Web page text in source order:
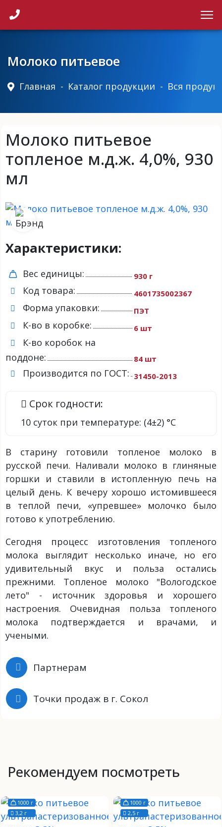
Точки продаж
Новости
Молоко питьевое
Главная Каталог продукции Вся
Молоко питьевое
топленое м.д.ж. 4,0%, 930
мл
Характеристики:
Вес единицы: 930 г
Код товара: 4601735002367
Форма упаковки: ПЭТ
К-во в коробке: 6 шт
К-во коробок на
поддоне:
84 шт
Производится по ГОСТ: 31450-2013
Срок годности:
10 суток при температуре: (4±2) °С
В старину готовили топленое молоко в
русской печи. Наливали молоко в глиняные
горшки и ставили в истопленную печь на
целый день. К вечеру хорошо истомившееся
в теплой печи, «упревшее» молочко было
готово к употреблению.
Сегодня процесс изготовления топленого
молока выглядит несколько иначе, но его
удивительный вкус и польза остались
прежними. Топленое молоко "Вологодское
лето" - источник здоровья и хорошего
настроения. Очевидная польза топленого
молока подтверждается и врачами, и
учеными.
Партнерам
Точки продаж в г. Сокол
Рекомендуем посмотреть
1000 г
3,2 г
1000 г
2,5 г